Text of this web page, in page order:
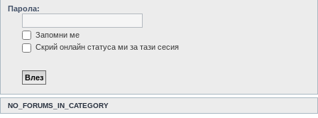
Парола:
Запомни ме
Скрий онлайн статуса ми за тази сесия
NO_FORUMS_IN_CATEGORY